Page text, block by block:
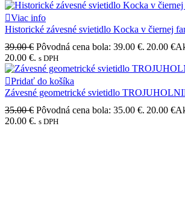
Viac info
Historické závesné svietidlo Kocka v čiernej
39.00€ Pôvodná cena bola: 39.00 €. 20.00 €
20.00 €. s DPH
Pridať do košíka
Závesné geometrické svietidlo
35.00€ Pôvodná cena bola: 35.00 €. 20.00 €
20.00 €. s DPH